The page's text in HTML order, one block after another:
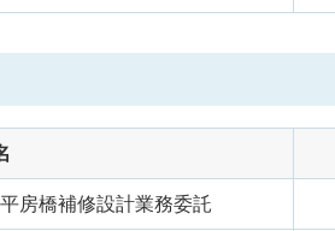
房橋補修設計業務委託